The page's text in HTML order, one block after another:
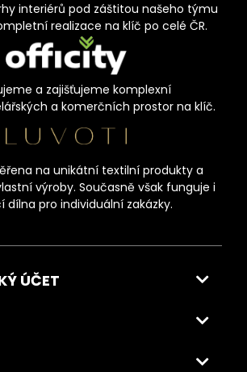
interiérů pod záštitou našeho týmu
realizace na klíč po celé ČR.
a zajišťujeme komplexní
a komerčních prostor na klíč.
na unikátní textilní produkty a
výroby. Současně však funguje i
dílna pro individuální zakázky.
ÚČET